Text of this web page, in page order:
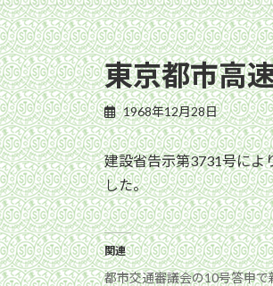
プ
動
東京都市高
1968年12月28日
建設省告示第3731号によ
した。
関連
都市交通審議会の10号答申